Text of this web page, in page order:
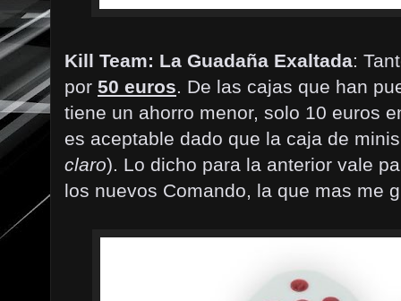
Kill Team: La Guadaña Exaltada:
por 50 euros. De las cajas que han
tiene un ahorro menor, solo 10 euros
es aceptable dado que la caja de
claro). Lo dicho para la anterior vale
los nuevos Comando, la que mas me